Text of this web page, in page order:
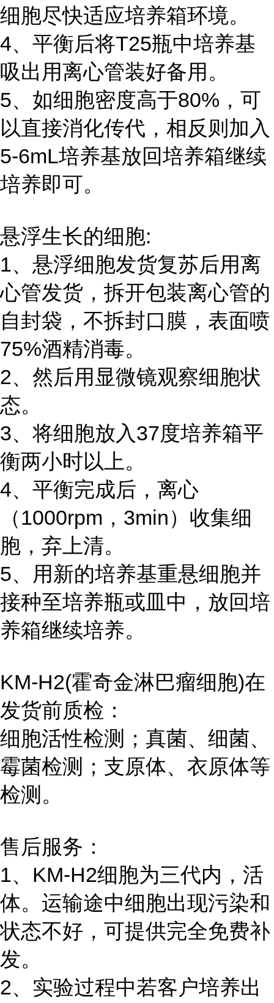
细胞尽快适应培养箱环境。
4、平衡后将T25瓶中培养基
吸出用离心管装好备用。
5、如细胞密度高于80%，可
以直接消化传代，相反则加入
5-6mL培养基放回培养箱继续
培养即可。
悬浮生长的细胞:
1、悬浮细胞发货复苏后用离
心管发货，拆开包装离心管的
自封袋，不拆封口膜，表面喷
75%酒精消毒。
2、然后用显微镜观察细胞状
态。
3、将细胞放入37度培养箱平
衡两小时以上。
4、平衡完成后，离心
（1000rpm，3min）收集细
胞，弃上清。
5、用新的培养基重悬细胞并
接种至培养瓶或皿中，放回培
养箱继续培养。
KM-H2(霍奇金淋巴瘤细胞)在
发货前质检：
细胞活性检测；真菌、细菌、
霉菌检测；支原体、衣原体等
检测。
售后服务：
1、KM-H2细胞为三代内，活
体。运输途中细胞出现污染和
状态不好，可提供完全免费补
发。
2、实验过程中若客户培养出